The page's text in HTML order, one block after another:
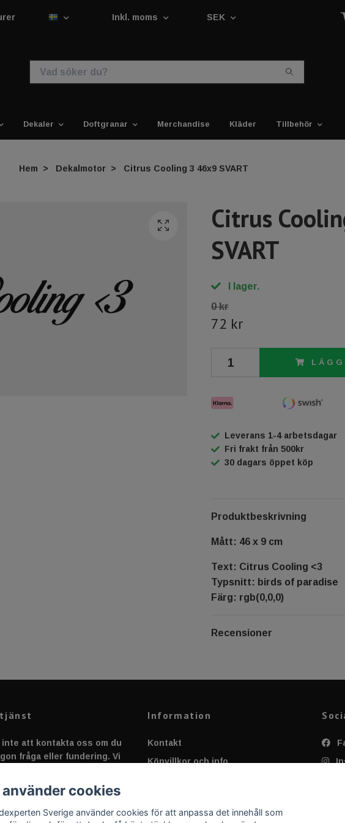
Inkl. moms SEK
Dekaler Doftgranar Merchandise Kläder Tillbehör
Hem Dekalmotor Citrus Cooling 3 46x9 SVART
Citrus
SVART
I lager.
0 kr
72 kr
Leverans 1-4 arbetsdagar
Fri frakt från 500kr
30 dagars öppet köp
Produktbeskrivning
Mått: 46 x 9 cm
Text: Citrus Cooling <3
Typsnitt: birds of paradise
Färg: rgb(0,0,0)
Recensioner
inte att kontakta oss om du
fråga eller fundering. Vi
Information
Kontakt
Köpvillkor och info
Applicering av Dekal
cookies
Sverige använder cookies för att anpassa det innehåll som